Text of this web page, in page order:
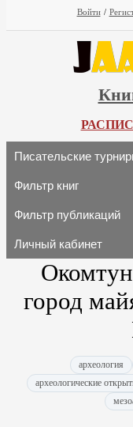
Войти /
Писательские
Фильтр книг
Фильтр публикаций
Личный кабинет
город
археология
археологические